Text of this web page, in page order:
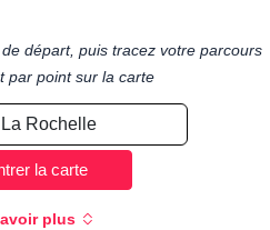
départ, puis tracez votre parcours
par point sur la carte
la carte
plus